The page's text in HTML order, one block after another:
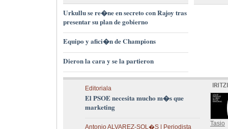
Urkullu se re�ne en secreto con Rajoy tras
presentar su plan de gobierno
Equipo y afici�n de Champions
Dieron la cara y se la partieron
Editoriala
El PSOE necesita mucho m�s que
marketing
Antonio ALVAREZ-SOL�S | Periodista Tasio